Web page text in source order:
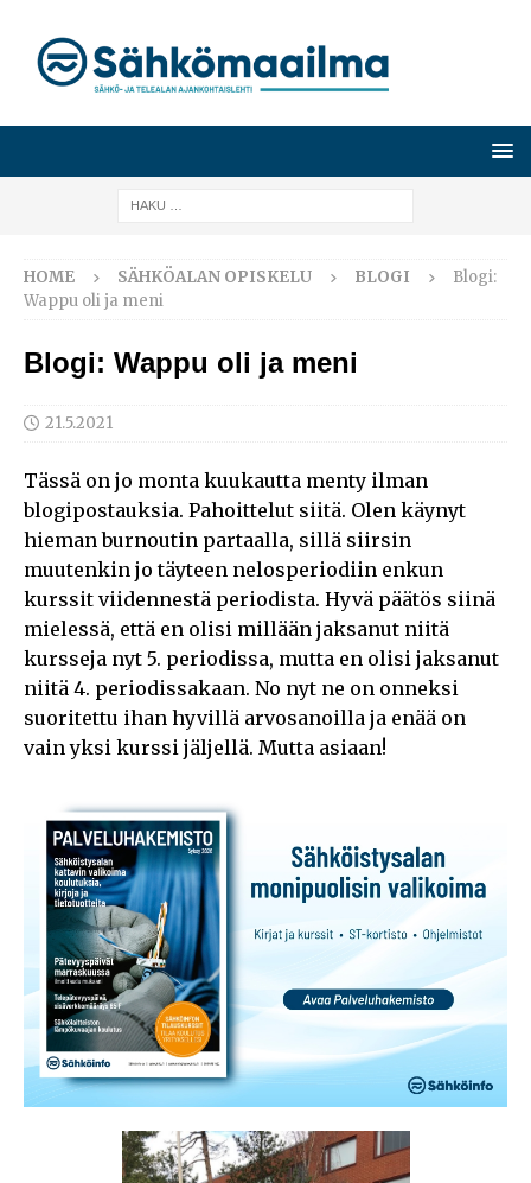
HOME SÄHKÖALAN OPISKELU BLOGI
Blogi:
Wappu oli ja meni
Blogi: Wappu oli ja meni
21.5.2021
Tässä on jo monta kuukautta menty ilman
blogipostauksia. Pahoittelut siitä. Olen käynyt
hieman burnoutin partaalla, sillä siirsin
muutenkin jo täyteen nelosperiodiin enkun
kurssit viidennestä periodista. Hyvä päätös siinä
mielessä, että en olisi millään jaksanut niitä
kursseja nyt 5. periodissa, mutta en olisi jaksanut
niitä 4. periodissakaan. No nyt ne on onneksi
suoritettu ihan hyvillä arvosanoilla ja enää on
vain yksi kurssi jäljellä. Mutta asiaan!